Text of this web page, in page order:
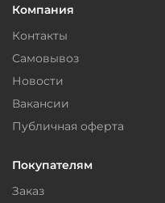
Компания
Контакты
Самовывоз
Новости
Вакансии
Публичная оферта
Покупателям
Заказ